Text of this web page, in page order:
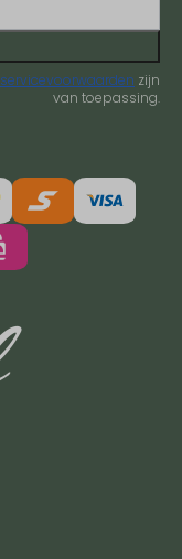
servicevoorwaarden zijn
van toepassing.